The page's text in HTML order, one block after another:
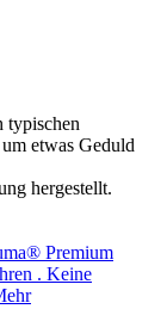
typischen
etwas Geduld
hergestellt.
Premium
. Keine